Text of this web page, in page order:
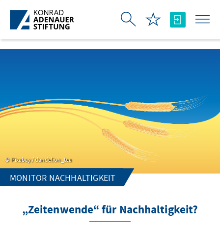
Zum Hauptinhalt springen
Pixabay / dandelion_tea
MONITOR NACHHALTIGKEIT
„Zeitenwende“ für Nachhaltigkeit?